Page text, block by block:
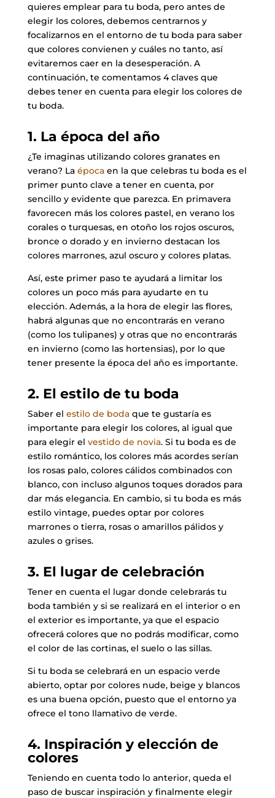
quieres emplear para tu boda, pero antes de
elegir los colores, debemos centrarnos y
focalizarnos en el entorno de tu boda para saber
que colores convienen y cuáles no tanto, así
evitaremos caer en la desesperación. A
continuación, te comentamos 4 claves que
debes tener en cuenta para elegir los colores de
tu boda.
1. La época del año
¿Te imaginas utilizando colores granates en
verano? La épocaen la que celebras tu boda es el
primer punto clave a tener en cuenta, por
sencillo y evidente que parezca. En primavera
favorecen más los colores pastel, en verano los
corales o turquesas, en otoño los rojos oscuros,
bronce o dorado y en invierno destacan los
colores marrones, azul oscuro y colores platas.
Así, este primer paso te ayudará a limitar los
colores un poco más para ayudarte en tu
elección. Además, a la hora de elegir las flores,
habrá algunas que no encontrarás en verano
(como los tulipanes) y otras que no encontrarás
en invierno (como las hortensias), por lo que
tener presente la época del año es importante.
2. El estilo de tu boda
Saber el estilo de bodaque te gustaría es
importante para elegir los colores, al igual que
para elegir el vestido de novia. Si tu boda es de
estilo romántico, los colores más acordes serían
los rosas palo, colores cálidos combinados con
blanco, con incluso algunos toques dorados para
dar más elegancia. En cambio, si tu boda es más
estilo vintage, puedes optar por colores
marrones o tierra, rosas o amarillos pálidos y
azules o grises.
3. El lugar de celebración
Tener en cuenta el lugar donde celebrarás tu
boda también y si se realizará en el interior o en
el exterior es importante, ya que el espacio
ofrecerá colores que no podrás modificar, como
el color de las cortinas, el suelo o las sillas.
Si tu boda se celebrará en un espacio verde
abierto, optar por colores nude, beige y blancos
es una buena opción, puesto que el entorno ya
ofrece el tono llamativo de verde.
4. Inspiración y elección de
colores
Teniendo en cuenta todo lo anterior, queda el
paso de buscar inspiración y finalmente elegir